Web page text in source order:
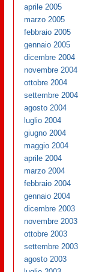
aprile 2005
marzo 2005
febbraio 2005
gennaio 2005
dicembre 2004
novembre 2004
ottobre 2004
settembre 2004
agosto 2004
luglio 2004
giugno 2004
maggio 2004
aprile 2004
marzo 2004
febbraio 2004
gennaio 2004
dicembre 2003
novembre 2003
ottobre 2003
settembre 2003
agosto 2003